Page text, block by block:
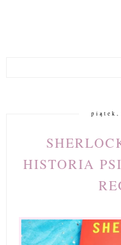
piątek,
HISTORIA